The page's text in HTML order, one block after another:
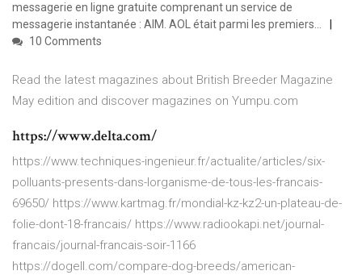
messagerie en ligne gratuite comprenant un service de
messagerie instantanée : AIM. AOL était parmi les premiers...
10 Comments
Read the latest magazines about British Breeder Magazine
May edition and discover magazines on Yumpu.com
https://www.delta.com/
https://www.techniques-ingenieur.fr/actualite/articles/six-
polluants-presents-dans-lorganisme-de-tous-les-francais-
69650/ https://www.kartmag.fr/mondial-kz-kz2-un-plateau-de-
folie-dont-18-francais/ https://www.radiookapi.net/journal-
francais/journal-francais-soir-1166
https://dogell.com/compare-dog-breeds/american-